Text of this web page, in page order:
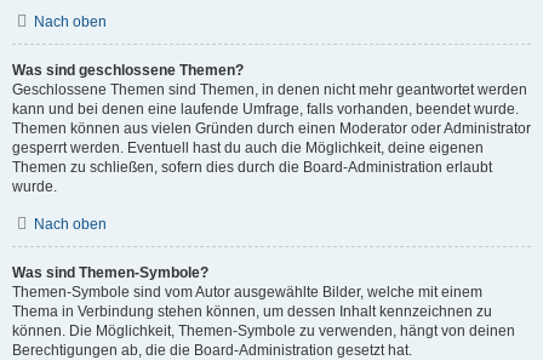
Nach oben
Was sind geschlossene Themen?
Geschlossene Themen sind Themen, in denen nicht mehr geantwortet werden
kann und bei denen eine laufende Umfrage, falls vorhanden, beendet wurde.
Themen können aus vielen Gründen durch einen Moderator oder Administrator
gesperrt werden. Eventuell hast du auch die Möglichkeit, deine eigenen
Themen zu schließen, sofern dies durch die Board-Administration erlaubt
wurde.
Nach oben
Was sind Themen-Symbole?
Themen-Symbole sind vom Autor ausgewählte Bilder, welche mit einem
Thema in Verbindung stehen können, um dessen Inhalt kennzeichnen zu
können. Die Möglichkeit, Themen-Symbole zu verwenden, hängt von deinen
Berechtigungen ab, die die Board-Administration gesetzt hat.